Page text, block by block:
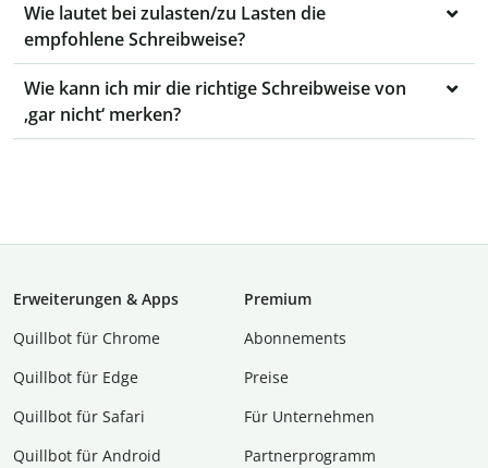
Wie lautet bei zulasten/zu Lasten die
empfohlene Schreibweise?
Wie kann ich mir die richtige Schreibweise von
‚gar nicht‘ merken?
Erweiterungen & Apps
Quillbot für Chrome
Quillbot für Edge
Quillbot für Safari
Quillbot für Android
Premium
Abon­ne­ments
Preise
Für Unternehmen
Partnerprogramm